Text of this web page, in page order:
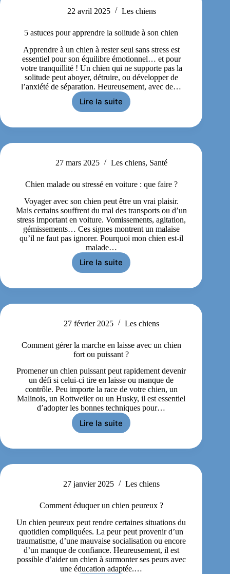
22 avril 2025 Les chiens
5 astuces pour apprendre la solitude à son chien
Apprendre à un chien à rester seul sans stress est
essentiel pour son équilibre émotionnel… et pour
votre tranquillité ! Un chien qui ne supporte pas la
solitude peut aboyer, détruire, ou développer de
l’anxiété de séparation. Heureusement, avec de…
Lire la suite
27 mars 2025 Les chiens, Santé
Chien malade ou stressé en voiture : que faire ?
Voyager avec son chien peut être un vrai plaisir.
Mais certains souffrent du mal des transports ou d’un
stress important en voiture. Vomissements, agitation,
gémissements… Ces signes montrent un malaise
qu’il ne faut pas ignorer. Pourquoi mon chien est-il
malade…
Lire la suite
27 février 2025 Les chiens
Comment gérer la marche en laisse avec un chien
fort ou puissant ?
Promener un chien puissant peut rapidement devenir
un défi si celui-ci tire en laisse ou manque de
contrôle. Peu importe la race de votre chien, un
Malinois, un Rottweiler ou un Husky, il est essentiel
d’adopter les bonnes techniques pour…
Lire la suite
27 janvier 2025 Les chiens
Comment éduquer un chien peureux ?
Un chien peureux peut rendre certaines situations du
quotidien compliquées. La peur peut provenir d’un
traumatisme, d’une mauvaise socialisation ou encore
d’un manque de confiance. Heureusement, il est
possible d’aider un chien à surmonter ses peurs avec
une éducation adaptée.…